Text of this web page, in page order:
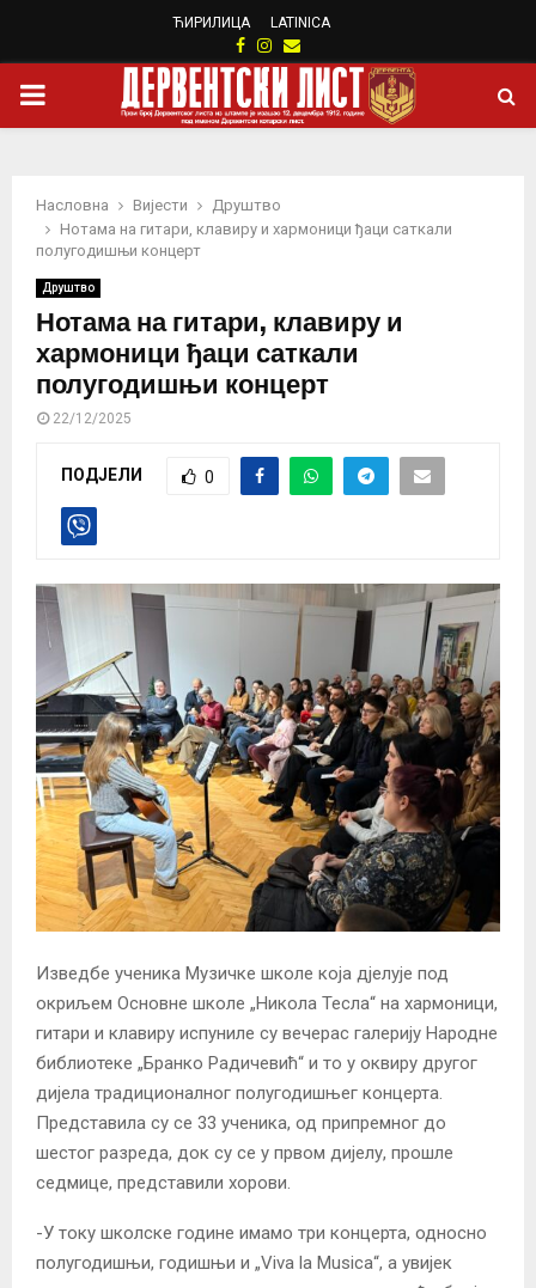
ЋИРИЛИЦА LATINICA
Facebook
Instagram
Email
PRIMARY
Насловна Вијести
Друштво
Нотама на гитари, клавиру и хармоници ђаци саткали
полугодишњи концерт
Друштво
Нотама на гитари, клавиру и
хармоници ђаци саткали
полугодишњи концерт
22/12/2025
ПОДЈЕЛИ 0
Изведбе ученика Музичке школе која дјелује под
окриљем Основне школе „Никола Тесла“ на хармоници,
гитари и клавиру испуниле су вечерас галерију Народне
библиотеке „Бранко Радичевић“ и то у оквиру другог
дијела традиционалног полугодишњег концерта.
Представила су се 33 ученика, од припремног до
шестог разреда, док су се у првом дијелу, прошле
седмице, представили хорови.
-У току школске године имамо три концерта, односно
полугодишњи, годишњи и „Viva la Musica“, а увијек